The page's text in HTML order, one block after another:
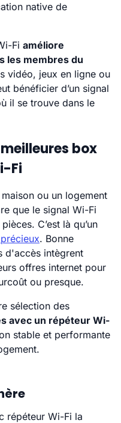
native de
Fi améliore
les membres du
vidéo, jeux en ligne ou
bénéficier d’un signal
il se trouve dans le
box
Fi
ou un logement
que le signal Wi-Fi
C’est là qu’un
. Bonne
d'accès intègrent
offres internet pour
ou presque.
sélection des
avec un répéteur Wi-
stable et performante
répéteur Wi-Fi la